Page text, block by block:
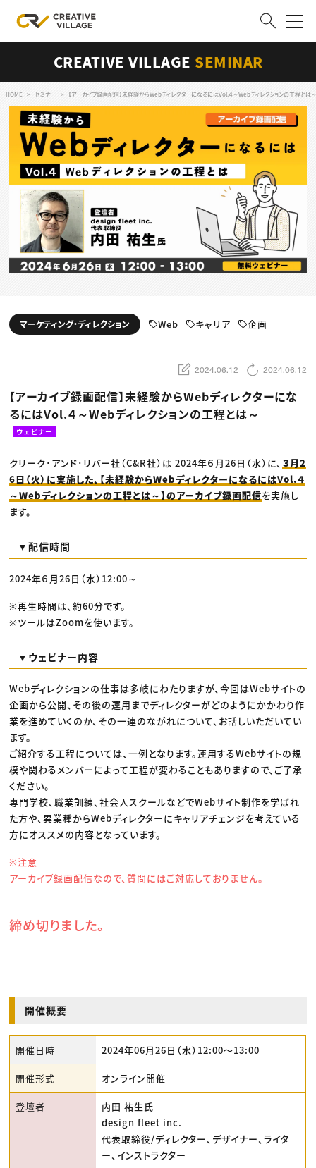
ログイン 会員登録
RECRUIT
クリエイター求人を探す
CREATIVE JOB求人検索
特集求人
採用説明会
転職支援サービス
CONTENTS
スキルアップしたい！
動画配信・映像制作
編集・ライティング
ディレクション
TOP Creator’s コラム トップ
Webクリエイター
ゲームクリエイター
クリエイターインタビュー
C＆R Magazine
セミナー
ニュース・トレンド トップ
Web
映像
ゲーム・エンタメ
広告
CREATIVE VILLAGEからのお知らせ
プロフェッショナル×つながる×メディア
CREATIVE VILLAGE SEMINAR
HOME セミナー 【アーカイブ録画配信】未経験からWebディレクターになるにはVol.４～Webディレクションの工程とは～
マーケティング・ディレクション Web キャリア 企画
2024.06.12 2024.06.12
【アーカイブ録画配信】未経験からWebディレクターにな
るにはVol.４～Webディレクションの工程とは～
ウェビナー
クリーク･アンド･リバー社（C&R社）は 2024年６月26日（水）に、 ３月2
6日（火）に実施した、【未経験からWebディレクターになるにはVol.４
～Webディレクションの工程とは～】のアーカイブ録画配信を実施し
ます。
▼配信時間
2024年６月26日（水）12:00～
※再生時間は、約60分です。
※ツールはZoomを使います。
▼ウェビナー内容
Webディレクションの仕事は多岐にわたりますが、今回はWebサイトの
企画から公開、その後の運用までディレクターがどのようにかかわり作
業を進めていくのか、その一連のながれについて、お話しいただいてい
ます。
ご紹介する工程については、一例となります。運用するWebサイトの規
模や関わるメンバーによって工程が変わることもありますので、ご了承
ください。
専門学校、職業訓練、社会人スクールなどでWebサイト制作を学ばれ
た方や、異業種からWebディレクターにキャリアチェンジを考えている
方にオススメの内容となっています。
※注意
アーカイブ録画配信なので、質問にはご対応しておりません。
締め切りました。
開催概要
開催日時 2024年06月26日（水）12:00〜13:00
開催形式 オンライン開催
登壇者
内田 祐生氏
design fleet inc.
代表取締役/ディレクター、デザイナー、ライタ
ー、インストラクター